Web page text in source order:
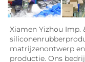
Xiamen Yizhou Imp.
matrijzenontwerp en
productie. Ons